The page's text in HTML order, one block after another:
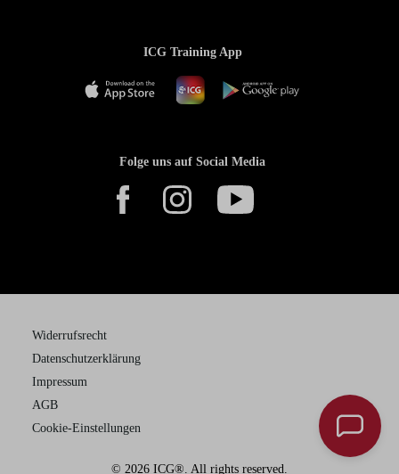
ICG Training App
Folge uns auf Social Media
Widerrufsrecht
Datenschutzerklärung
Impressum
AGB
Cookie-Einstellungen
© 2026 ICG®. All rights reserved.